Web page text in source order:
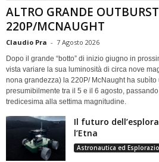
ALTRO GRANDE
220P/MCNAUGHT
Claudio Pra - 7 Agosto 2026
Dopo il grande “botto” di inizio giugno in
vista variare la sua luminosità di circa nove
nona grandezza) la 220P/ McNaught ha
presumibilmente tra il 5 e il 6 agosto,
tredicesima alla settima magnitudine.
Il futuro
l’Etna
Astronautica ed